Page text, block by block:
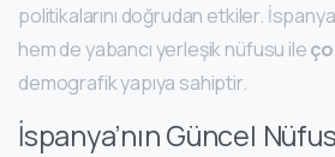
politikalarını doğrudan etkiler.
hem de yabancı yerleşik nüfusu ile
demografik yapıya sahiptir.
İspanya’nın Güncel